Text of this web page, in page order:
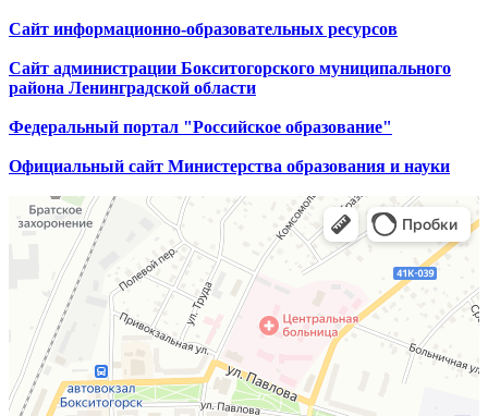
Сайт информационно-образовательных ресурсов
Сайт администрации Бокситогорского муниципального
района Ленинградской области
Федеральный портал "Российское образование"
Официальный сайт Министерства образования и науки